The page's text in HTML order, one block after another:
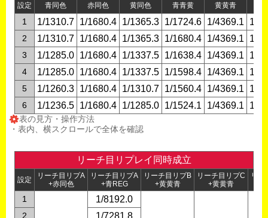
設定 青同色 赤同色 黄同色 青青黄 黄黄青
1 1/1310.7 1/1680.4 1/1365.3 1/1724.6 1/4369.1 1/
2 1/1310.7 1/1680.4 1/1365.3 1/1680.4 1/4369.1 1/
3 1/1285.0 1/1680.4 1/1337.5 1/1638.4 1/4369.1 1/
4 1/1285.0 1/1680.4 1/1337.5 1/1598.4 1/4369.1 1/
5 1/1260.3 1/1680.4 1/1310.7 1/1560.4 1/4369.1 1/
6 1/1236.5 1/1680.4 1/1285.0 1/1524.1 1/4369.1 1/
表の見方・操作方法
・表内、横スクロールで全体を確認
リーチ目リプレイ同時成立
設定
リーチ目リプA
+赤同色
リーチ目リプA
+青REG
リーチ目リプB
+黄黄青
リーチ目リプC
+黄黄青
リー
1 1/8192.0
2 1/7281.8